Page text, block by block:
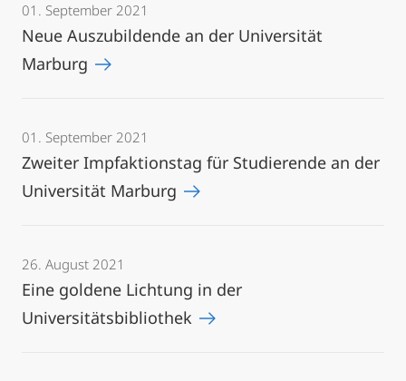
01. September 2021
Neue Auszubildende an der Universität
Marburg
01. September 2021
Zweiter Impfaktionstag für Studierende an der
Universität Marburg
26. August 2021
Eine goldene Lichtung in der
Universitätsbibliothek